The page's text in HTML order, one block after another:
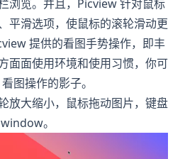
浏览。并且，Picview 针对鼠标
平滑选项，使鼠标的滚轮滑动更
提供的看图手势操作，即丰
面面使用环境和使用习惯，你可
图操作的影子。
放大缩小，鼠标拖动图片，键盘
。